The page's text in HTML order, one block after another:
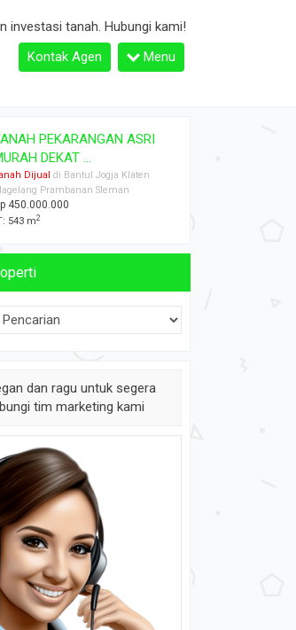
investasi tanah. Hubungi kami!
Kontak Agen
Menu
tanah pekarangan dekat
Dijual di Bantul Jogja Klaten
Prambanan Sleman
165.000.000
400 m2
dan ragu untuk segera
tim marketing kami